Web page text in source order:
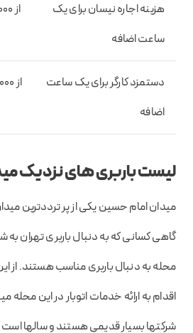
هزینه اجاره نیسان برای یک
ساعت اضافه
از 125.000 تومان
دستمزد کارگر برای یک ساعت
اضافه
از 80.000 تومان
لیست باربری های نزدیک
میدان امام حسین یکی از پر ترددترین
گاهی کسانی که به دنبال باربری تهران به
محله به دنبال باربری مناسب هستند. از
اقدام به ارائه خدمات اتوبار در این محله
شرکتها بسیار قدیمی هستند و سالها